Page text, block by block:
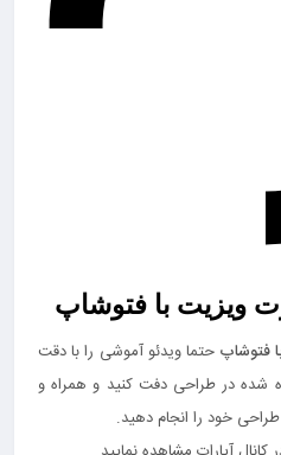
ویزیت با فتوشاپ
فتوشاپ حتما ویدئو آموشی را با دقت
شده در طراحی دفت کنید و همراه و
طراحی خود را انجام دهید.